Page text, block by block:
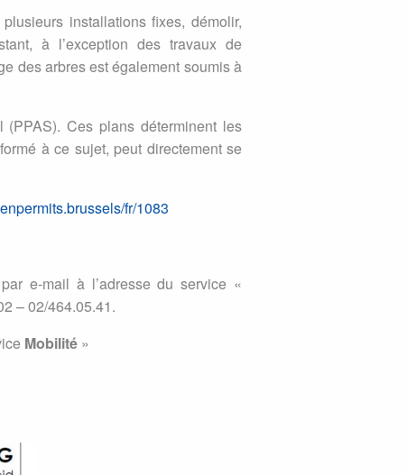
installations fixes, démolir,
à l’exception des travaux de
des arbres est également soumis à
Ces plans déterminent les
à ce sujet, peut directement se
fr/1083
e-mail à l’adresse du service «
– 02/464.05.41.
Mobilité »